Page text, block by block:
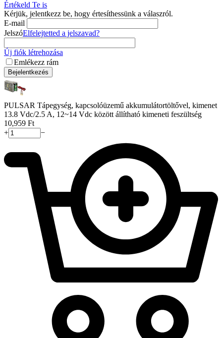
Értékeld Te is
Kérjük, jelentkezz be, hogy értesíthessünk a válaszról.
E-mail
JelszóElfelejtetted a jelszavad?
Új fiók létrehozása
Emlékezz rám
Bejelentkezés
PULSAR Tápegység, kapcsolóüzemű akkumulátortöltővel, kimenet
13.8 Vdc/2.5 A, 12~14 Vdc között állítható kimeneti feszültség
10,959 Ft
+
−